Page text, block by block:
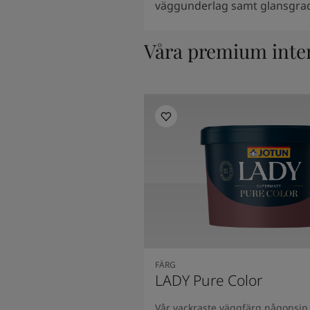
väggunderlag samt
Våra premium
FÄRG
LADY Pure Color
Vår vackraste väggfärg